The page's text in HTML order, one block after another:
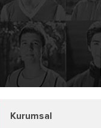
Kurumsal